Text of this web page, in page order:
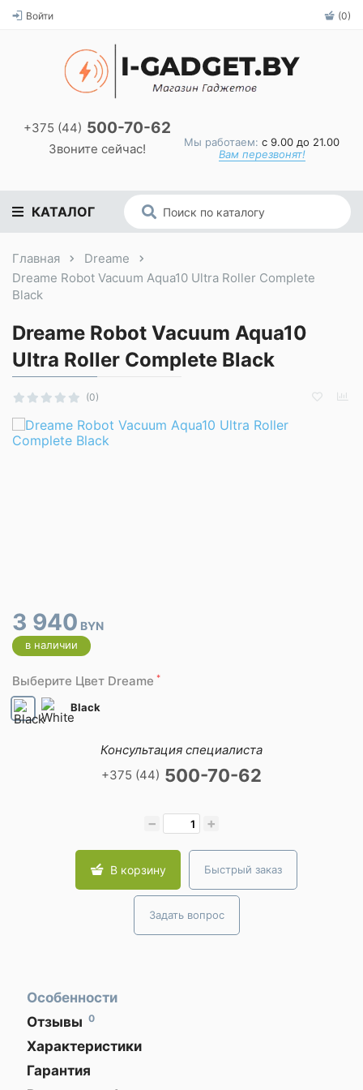
Войти (0)
+375 (44) 500-70-62
Звоните сейчас! Мы работаем: с 9.00 до 21.00
Вам перезвонят!
КАТАЛОГ
Главная
Dreame
Dreame Robot Vacuum Aqua10 Ultra Roller Complete
Black
Dreame Robot Vacuum Aqua10
Ultra Roller Complete Black
(0)
3 940 BYN
в наличии
Выберите Цвет Dreame *
Black
Консультация специалиста
+375 (44) 500-70-62
− +
В корзину Быстрый заказ
Задать вопрос
Особенности
Отзывы 0
Характеристики
Гарантия
ГАДЖЕТЫ
ЗАРАНЕЕ!
Оставить
отзыв